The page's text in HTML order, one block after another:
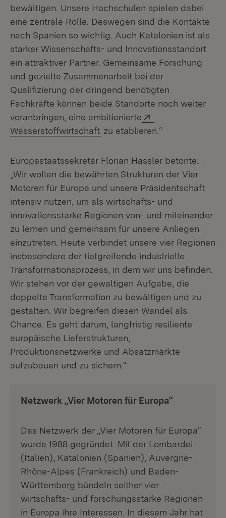
bewältigen. Unsere Hochschulen spielen dabei
eine zentrale Rolle. Deswegen sind die Kontakte
nach Spanien so wichtig. Auch Katalonien ist als
starker Wissenschafts- und Innovationsstandort
ein attraktiver Partner. Gemeinsame Forschung
und gezielte Zusammenarbeit bei der
Qualifizierung der dringend benötigten
Fachkräfte können beide Standorte noch weiter
voranbringen, eine ambitionierte
Wasserstoffwirtschaft (Öffnet in neuem Fenster)
zu etablieren.“
Europastaatssekretär Florian Hassler betonte:
„Wir wollen die bewährten Strukturen der Vier
Motoren für Europa und unsere Präsidentschaft
intensiv nutzen, um als wirtschafts- und
innovationsstarke Regionen von- und miteinander
zu lernen und gemeinsam für unsere Anliegen
einzutreten. Heute verbindet unsere vier Regionen
insbesondere der tiefgreifende industrielle
Transformationsprozess, in dem wir uns befinden.
Wir stehen vor der gewaltigen Aufgabe, die
doppelte Transformation zu bewältigen und zu
gestalten. Wir begreifen diesen Wandel als
Chance. Es geht darum, langfristig resiliente
europäische Lieferstrukturen,
Produktionsnetzwerke und Absatzmärkte
aufzubauen und zu sichern.“
Netzwerk „Vier Motoren für Europa“
Das Netzwerk der „Vier Motoren für Europa“
wurde 1988 gegründet. Mit der Lombardei
(Italien), Katalonien (Spanien), Auvergne-
Rhône-Alpes (Frankreich) und Baden-
Württemberg bündeln seither vier
wirtschafts- und forschungsstarke Regionen
in Europa ihre Interessen. In diesem Jahr hat